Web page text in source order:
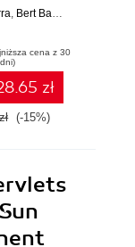
Bert Bates
cena z 30
dni)
zł
(-15%)